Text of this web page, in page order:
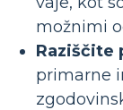
možnimi
Raziščite
primarne